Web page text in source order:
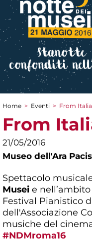
Tu sei qui
Home > Eventi > From
From
21/05/2016
Museo dell'Ara Pacis
Spettacolo
Musei e
Festival Pianistico
dell'Associazione
musiche del
#NDMroma16